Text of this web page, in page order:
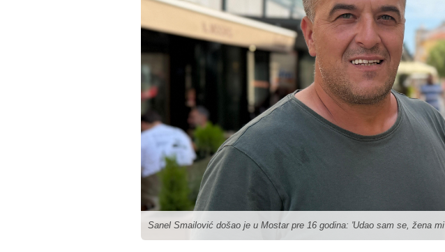
Sanel Smailović došao je u Mostar pre 16 godina: 'Udao sam se, žena